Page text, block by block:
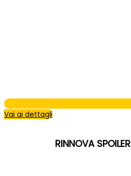
Vai ai dettagli
RINNOVA